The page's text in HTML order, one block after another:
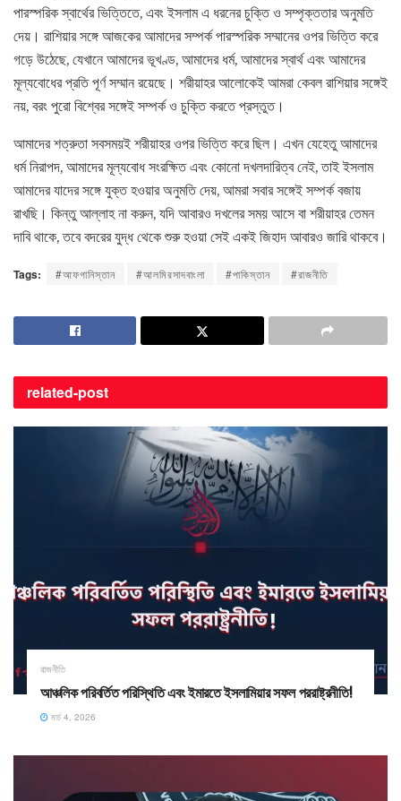
পারস্পরিক স্বার্থের ভিত্তিতে, এবং ইসলাম এ ধরনের চুক্তি ও সম্পৃক্ততার অনুমতি
দেয়। রাশিয়ার সঙ্গে আজকের আমাদের সম্পর্ক পারস্পরিক সম্মানের ওপর ভিত্তি করে
গড়ে উঠেছে, যেখানে আমাদের ভূখণ্ড, আমাদের ধর্ম, আমাদের স্বার্থ এবং আমাদের
মূল্যবোধের প্রতি পূর্ণ সম্মান রয়েছে। শরীয়াহর আলোকেই আমরা কেবল রাশিয়ার সঙ্গেই
নয়, বরং পুরো বিশ্বের সঙ্গেই সম্পর্ক ও চুক্তি করতে প্রস্তুত।
আমাদের শত্রুতা সবসময়ই শরীয়াহর ওপর ভিত্তি করে ছিল। এখন যেহেতু আমাদের
ধর্ম নিরাপদ, আমাদের মূল্যবোধ সংরক্ষিত এবং কোনো দখলদারিত্ব নেই, তাই ইসলাম
আমাদের যাদের সঙ্গে যুক্ত হওয়ার অনুমতি দেয়, আমরা সবার সঙ্গেই সম্পর্ক বজায়
রাখছি। কিন্তু আল্লাহ না করুন, যদি আবারও দখলের সময় আসে বা শরীয়াহর তেমন
দাবি থাকে, তবে বদরের যুদ্ধ থেকে শুরু হওয়া সেই একই জিহাদ আবারও জারি থাকবে।
Tags: #আফগানিস্তান #আলমিরসাদবাংলা #পাকিস্তান #রাজনীতি
related-post
রাজনীতি
​আঞ্চলিক পরিবর্তিত পরিস্থিতি এবং ইমারতে ইসলামিয়ার সফল পররাষ্ট্রনীতি!
মার্চ 4, 2026